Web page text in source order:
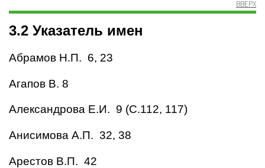
ВВЕРХ
3.2 Указатель имен
Абрамов Н.П. 6, 23
Агапов В. 8
Александрова Е.И. 9 (С.112, 117)
Анисимова А.П. 32, 38
Арестов В.П. 42